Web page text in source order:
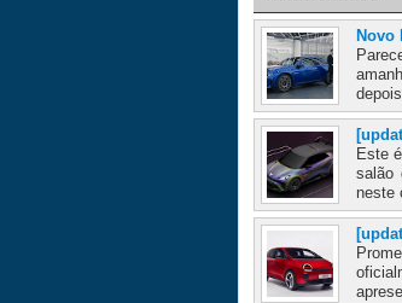
Novo
Este
salão
neste